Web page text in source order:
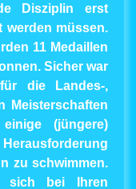
Disziplin erst
werden müssen.
11 Medaillen
Sicher war
die Landes-,
Meisterschaften
(jüngere)
zu schwimmen.
sich bei Ihren